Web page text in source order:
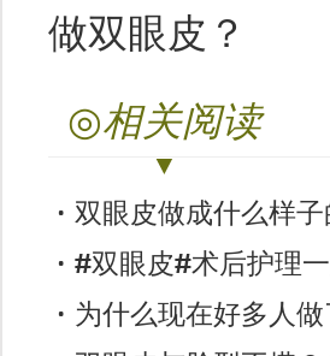
做双眼皮？
◎相关阅读
双眼皮做成什么样子的才
#双眼皮#术后护理一定要
为什么现在好多人做了双眼皮